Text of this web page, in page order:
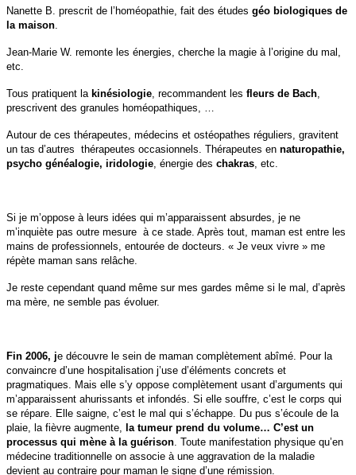
Nanette B. prescrit de l’homéopathie, fait des études géo biologiques de
la maison.
Jean-Marie W. remonte les énergies, cherche la magie à l’origine du mal,
etc.
Tous pratiquent la kinésiologie, recommandent les fleurs de Bach,
prescrivent des granules homéopathiques, …
Autour de ces thérapeutes, médecins et ostéopathes réguliers, gravitent
un tas d’autres thérapeutes occasionnels. Thérapeutes en naturopathie,
psycho généalogie, iridologie, énergie des chakras, etc.
Si je m’oppose à leurs idées qui m’apparaissent absurdes, je ne
m’inquiète pas outre mesure à ce stade. Après tout, maman est entre les
mains de professionnels, entourée de docteurs. « Je veux vivre » me
répète maman sans relâche.
Je reste cependant quand même sur mes gardes même si le mal, d’après
ma mère, ne semble pas évoluer.
Fin 2006, je découvre le sein de maman complètement abîmé. Pour la
convaincre d’une hospitalisation j’use d’éléments concrets et
pragmatiques. Mais elle s’y oppose complètement usant d’arguments qui
m’apparaissent ahurissants et infondés. Si elle souffre, c’est le corps qui
se répare. Elle saigne, c’est le mal qui s’échappe. Du pus s’écoule de la
plaie, la fièvre augmente, la tumeur prend du volume… C’est un
processus qui mène à la guérison. Toute manifestation physique qu’en
médecine traditionnelle on associe à une aggravation de la maladie
devient au contraire pour maman le signe d’une rémission.